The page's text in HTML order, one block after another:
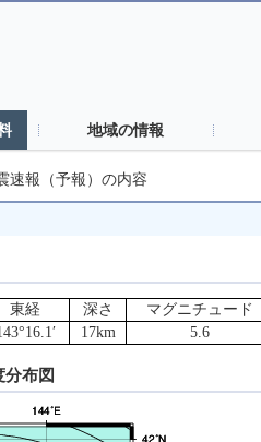
地域の情報
速報（予報）の内容
東経 深さ マグニチュード
17km 5.6
布図